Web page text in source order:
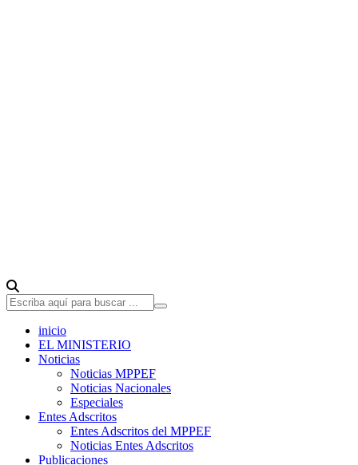
inicio
EL MINISTERIO
Noticias
Noticias MPPEF
Noticias Nacionales
Especiales
Entes Adscritos
Entes Adscritos del MPPEF
Noticias Entes Adscritos
Publicaciones